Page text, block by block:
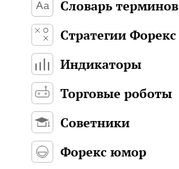
Словарь терминов
Стратегии Форекс
Индикаторы
Торговые роботы
Советники
Форекс юмор